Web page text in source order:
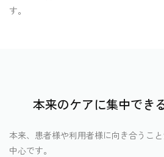
す。
本来のケアに集中でき
本来、患者様や利用者様に向き合うこ
中心です。